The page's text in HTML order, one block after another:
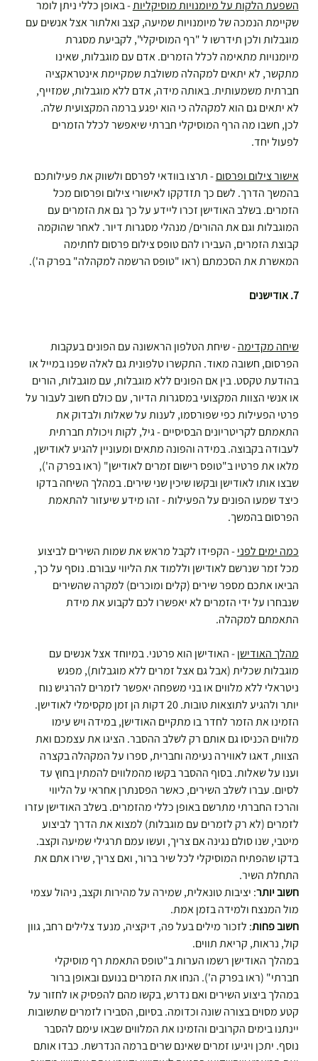
השפעת הלקות על מיומנויות מוסיקליות - באופן כללי ניתן לומר
שקיימת הנמכה של מיומנויות שמיעה, קצב ואלתור אצל אנשים עם
מוגבלות ולכן תידרשו ל "רף המוסיקלי", לקביעת מסגרת
מיומנויות מתאימה לכלל הזמרים. אדם עם מוגבלות, שאינו
מתקשר, לא יתאים למקהלה משולבת שמקיימת אינטראקציה
חברתית משמעותית. באותה מידה, אדם ללא מוגבלות, שמזייף,
לא יתאים גם הוא למקהלה כי הוא יפגע ברמה המקצועית שלה.
לכן, חשבו מה הרף המוסיקלי חברתי שיאפשר לכלל הזמרים
לפעול יחד.
אישור צילום ופרסום - תרצו בוודאי לפרסם ולשווק את פעילותכם
בהמשך הדרך. לשם כך תזדקקו לאישורי צילום ופרסום מכל
הזמרים. בשלב האודישן זכרו ליידע על כך גם את הזמרים עם
המוגבלות וגם את ההורים/ מנהלי מסגרות דיור. לאחר שהוקמה
קבוצת הזמרים, העבירו להם טופס צילום פרסום לחתימה
המאשרת את הסכמתם (ראו "טופס הרשמה למקהלה" בפרק ה').
7. אודישנים
שיחה מקדימה - שיחת הטלפון הראשונה עם הפונים בעקבות
הפרסום, חשובה מאוד. התקשרו טלפונית גם לאלה שפנו במייל או
בהודעת טקסט. בין אם הפונים ללא מוגבלות, עם מוגבלות, הורים
או אנשי הצוות המקצועי במסגרות הדיור, עם כולם חשוב לעבור על
פרטי הפעילות כפי שפורסמו, לענות על שאלות ולבדוק את
התאמתם לקריטריונים הבסיסיים - גיל, לקות ויכולת חברתית
לעבודה בקבוצה. במידה והפונה מתאים ומעוניין להגיע לאודישן,
מלאו את פרטיו ב"טופס רישום זמרים לאודישן" (ראו בפרק ה'),
שבצו אותו לאודישן ובקשו שיכין שני שירים. במהלך השיחה בדקו
כיצד שמעו הפונים על הפעילות - זהו מידע שיעזור להתאמת
הפרסום בהמשך.
כמה ימים לפני - הקפידו לקבל מראש את שמות השירים לביצוע
מכל זמר שנרשם לאודישן וללמוד את הליווי עבורם. נוסף על כך,
הביאו אתכם מספר שירים (קלים ומוכרים) למקרה שהשירים
שנבחרו על ידי הזמרים לא יאפשרו לכם לקבוע את מידת
התאמתם למקהלה.
מהלך האודישן - האודישן הוא פרטני. במיוחד אצל אנשים עם
מוגבלות שכלית (אבל גם אצל זמרים ללא מוגבלות), מפגש
ניטראלי ללא מלווים או בני משפחה יאפשר לזמרים להרגיש נוח
יותר ולהגיע לתוצאות טובות. 20 דקות הן זמן מקסימלי לאודישן.
הזמינו את הזמר לחדר בו מתקיים האודישן, במידה ויש עימו
מלווים הכניסו גם אותם רק לשלב ההסבר. הציגו את עצמכם ואת
הצוות, דאגו לאווירה נעימה וחברית, ספרו על המקהלה בקצרה
וענו על שאלות. בסוף ההסבר בקשו מהמלווים להמתין בחוץ עד
לסיום. עברו לשלב השירים, כאשר הפסנתרן אחראי על הליווי
והרכז החברתי מתרשם באופן כללי מהזמרים. בשלב האודישן עזרו
לזמרים (לא רק לזמרים עם מוגבלות) למצוא את הדרך לביצוע
מיטבי, שנו סולם נגינה אם צריך, ועשו עמם תרגילי שמיעה וקצב.
בדקו שהפתיח המוסיקלי לכל שיר ברור, ואם צריך, שירו אתם את
התחלת השיר.
חשוב יותר: יציבות טונאלית, שמירה על מהירות וקצב, ניהול עצמי
מול המנצח ולמידה בזמן אמת.
חשוב פחות: לזכור מילים בעל פה, דיקציה, מנעד צלילים רחב, גוון
קול, נראות, קריאת תווים.
במהלך האודישן רשמו הערות ב"טופס התאמת רף מוסיקלי
חברתי" (ראו בפרק ה'). הנחו את הזמרים בנועם ובאופן ברור
במהלך ביצוע השירים ואם נדרש, בקשו מהם להפסיק או לחזור על
קטע מסוים בצורה שונה וכדומה. בסיום, הסבירו לזמרים שתשובות
יינתנו בימים הקרובים והזמינו את המלווים שבאו עימם להסבר
נוסף. יתכן ויגיעו זמרים שאינם שרים ברמה הנדרשת. כבדו אותם